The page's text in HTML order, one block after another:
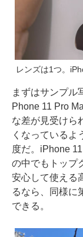
レンズは1つ。
まずはサンプル
Phone 11 Pro
な差が見受けら
くなっているよ
度だ。iPhone
の中でもトップ
安心して使える
るなら、同様に
できる。